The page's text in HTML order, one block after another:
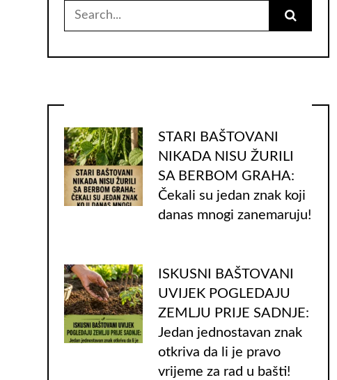
Search
STARI BAŠTOVANI
NIKADA NISU ŽURILI
SA BERBOM GRAHA:
Čekali su jedan znak koji
danas mnogi zanemaruju!
ISKUSNI BAŠTOVANI
UVIJEK POGLEDAJU
ZEMLJU PRIJE SADNJE:
Jedan jednostavan znak
otkriva da li je pravo
vrijeme za rad u bašti!